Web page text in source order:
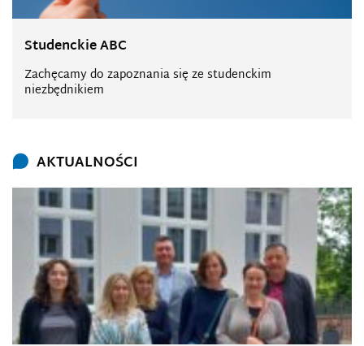
Studenckie ABC
Zachęcamy do zapoznania się ze studenckim
niezbędnikiem
AKTUALNOŚCI